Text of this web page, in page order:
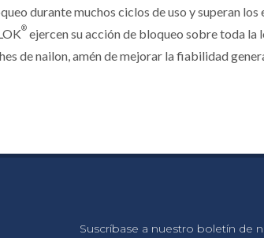
durante muchos ciclos de uso y superan los
® ejercen su acción de bloqueo sobre toda la
de nailon, amén de mejorar la fiabilidad
Suscríbase a nuestro boletín de